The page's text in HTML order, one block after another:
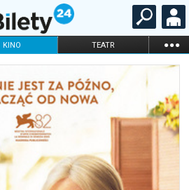
KINO TEATR ...
I BALET
KARNETY